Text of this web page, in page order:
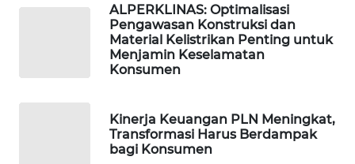
ALPERKLINAS: Optimalisasi
Pengawasan Konstruksi dan
Material Kelistrikan Penting untuk
Menjamin Keselamatan
Konsumen
Kinerja Keuangan PLN Meningkat,
Transformasi Harus Berdampak
bagi Konsumen
KONSUMEN
KELISTRIKAN